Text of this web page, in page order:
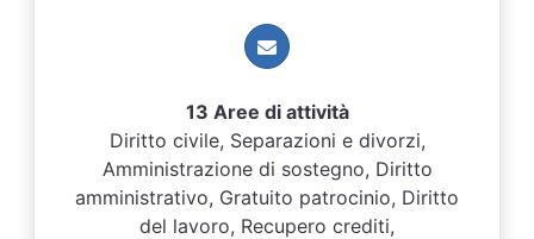
13 Aree di attività
Diritto civile, Separazioni e divorzi,
Amministrazione di sostegno, Diritto
amministrativo, Gratuito patrocinio, Diritto
del lavoro, Recupero crediti,